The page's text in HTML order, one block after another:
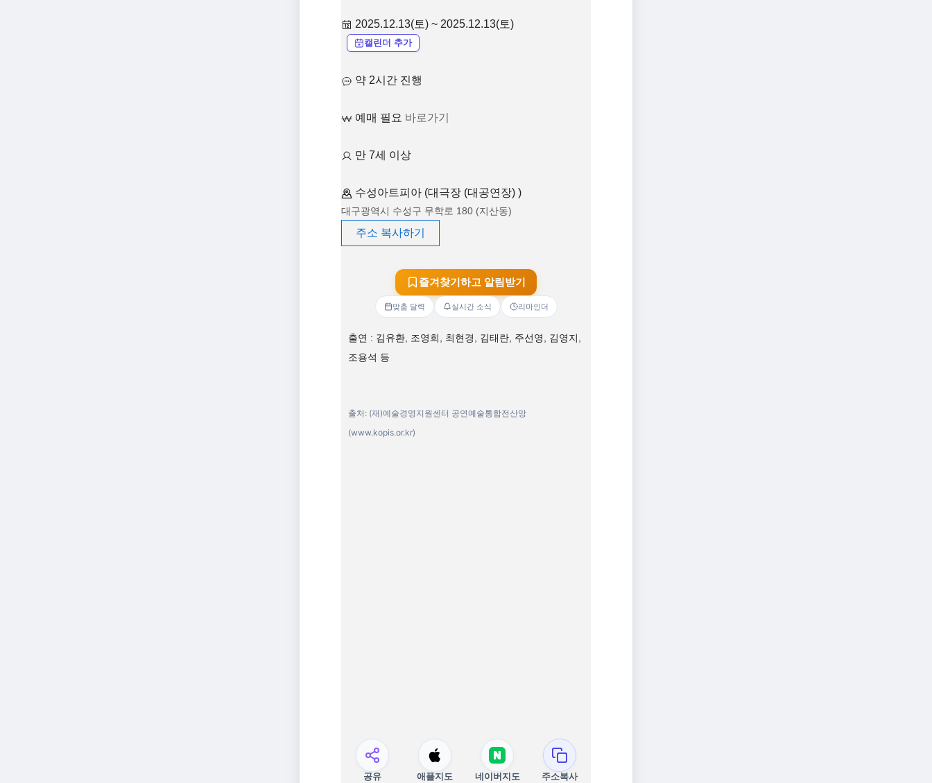
2025.12.13(토) ~ 2025.12.13(토)
캘린더 추가
약 2시간 진행
예매 필요 바로가기
만 7세 이상
수성아트피아 (대극장 (대공연장) )
대구광역시 수성구 무학로 180 (지산동)
주소 복사하기
즐겨찾기하고 알림받기
맞춤 달력 실시간 소식 리마인더
출연 : 김유환, 조영희, 최현경, 김태란, 주선영, 김영지,
조용석 등
출처: (재)예술경영지원센터 공연예술통합전산망
(www.kopis.or.kr)
공유 애플지도 네이버지도 주소복사